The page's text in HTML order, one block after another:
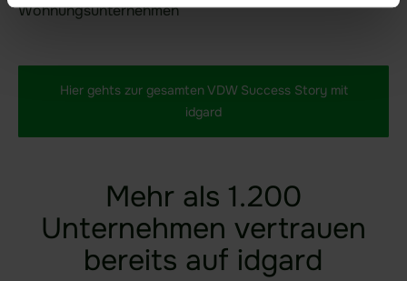
Wohnungsunternehmen
Hier gehts zur gesamten VDW Success Story mit
idgard
Mehr als 1.200
Unternehmen vertrauen
bereits auf idgard​